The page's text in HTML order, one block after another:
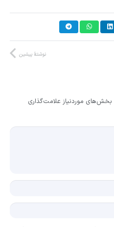
نوشتهٔ پیشین
بخش‌های موردنیاز علامت‌گذاری